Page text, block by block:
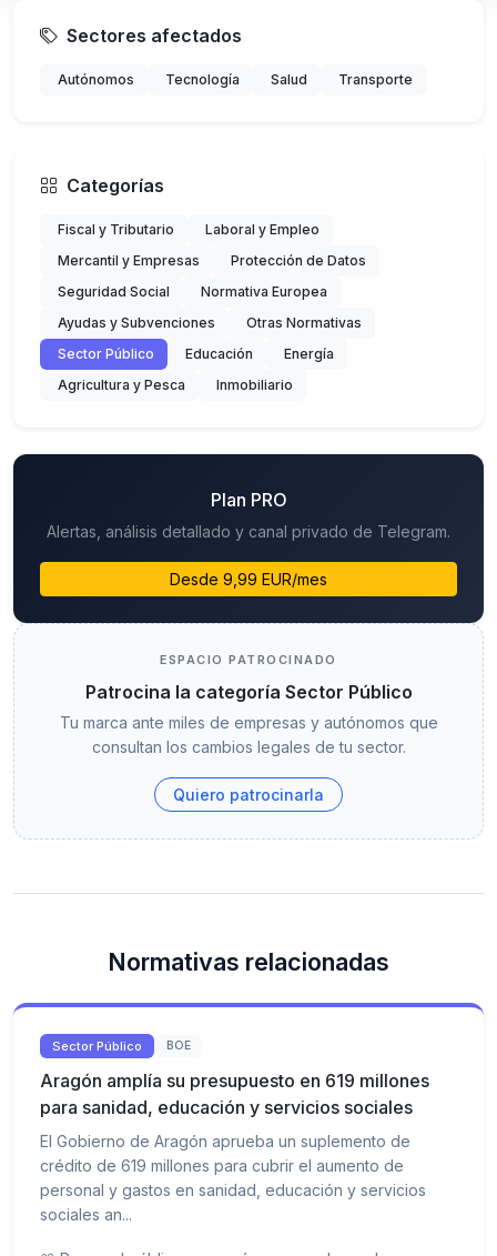
Sectores afectados
Autónomos Tecnología Salud Transporte
Categorías
Fiscal y Tributario
Laboral y Empleo
Mercantil y Empresas
Protección de Datos
Seguridad Social
Normativa Europea
Ayudas y Subvenciones
Otras Normativas
Sector Público
Educación
Energía
Agricultura y Pesca
Inmobiliario
Plan PRO
Alertas, análisis detallado y canal privado de Telegram.
Desde 9,99 EUR/mes
ESPACIO PATROCINADO
Patrocina la categoría Sector Público
Tu marca ante miles de empresas y autónomos que
consultan los cambios legales de tu sector.
Quiero patrocinarla
Normativas relacionadas
Sector Público BOE
Aragón amplía su presupuesto en 619 millones
para sanidad, educación y servicios sociales
El Gobierno de Aragón aprueba un suplemento de
crédito de 619 millones para cubrir el aumento de
personal y gastos en sanidad, educación y servicios
sociales an...